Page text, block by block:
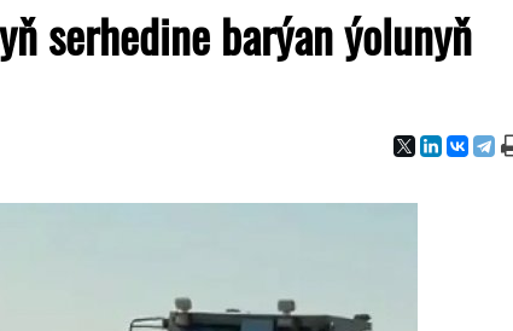
serhedine barýan ýolunyň